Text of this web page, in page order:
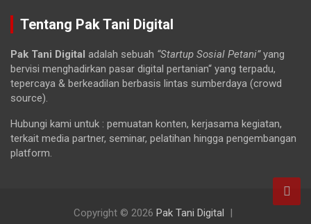
Tentang Pak Tani Digital
Pak Tani Digital adalah sebuah “Startup Sosial Petani”yang
bervisi menghadirkan pasar digital pertanian“ yang terpadu,
tepercaya & berkeadilan berbasis lintas sumberdaya (crowd
source).
Hubungi kami untuk : pemuatan konten, kerjasama kegiatan,
terkait media partner, seminar, pelatihan hingga pengembangan
platform.
Copyright © 2026 Pak Tani Digital